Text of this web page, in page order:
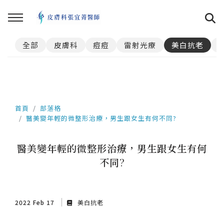
全部 皮膚科 痘痘 雷射光療 美白抗老
首頁
部落格
醫美變年輕的微整形治療，男生跟女生有何不同?
醫美變年輕的微整形治療，男生跟女生有何
不同?
2022 Feb 17 美白抗老